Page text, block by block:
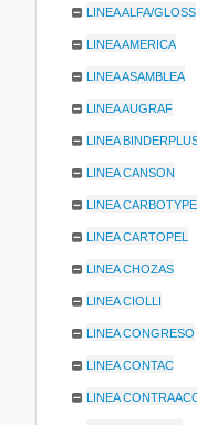
LINEA ALFA/GLOSS
LINEA AMERICA
LINEA ASAMBLEA
LINEA AUGRAF
LINEA
LINEA CANSON
LINEA CARBOTYPE
LINEA CARTOPEL
LINEA CHOZAS
LINEA CIOLLI
LINEA CONGRESO
LINEA CONTAC
LINEA